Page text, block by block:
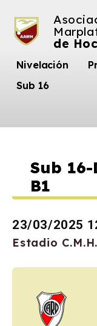
de
Nivelación
Sub 16
Sub
B1
23/03/2025
Estadio